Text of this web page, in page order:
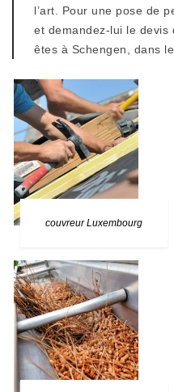
l’art. Pour une pose de
et demandez-lui le devis
êtes à Schengen, dans le .
couvreur Luxembourg